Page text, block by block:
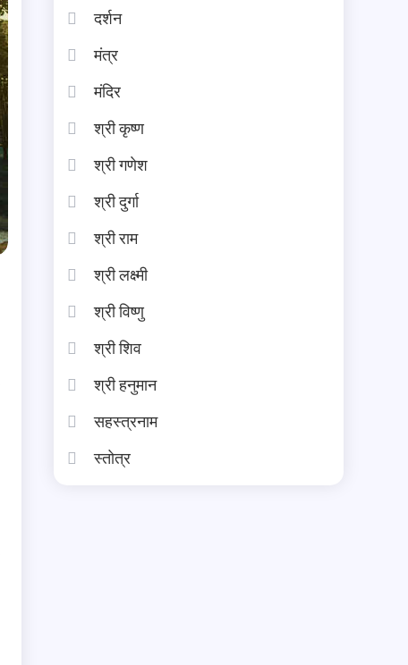
दर्शन
मंत्र
मंदिर
श्री कृष्ण
श्री गणेश
श्री दुर्गा
श्री राम
श्री लक्ष्मी
श्री विष्णु
श्री शिव
श्री हनुमान
सहस्त्रनाम
स्तोत्र